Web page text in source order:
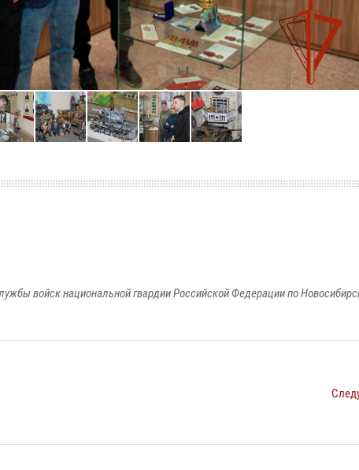
войск национальной гвардии Российской Федерации по